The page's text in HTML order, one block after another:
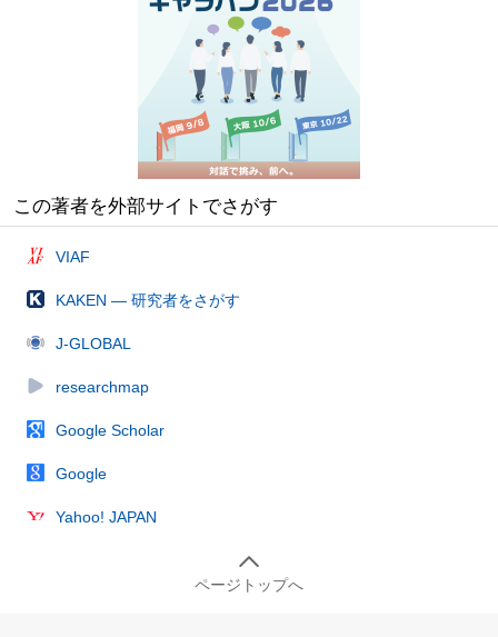
この著者を外部サイトでさがす
VIAF
KAKEN — 研究者をさがす
J-GLOBAL
researchmap
Google Scholar
Google
Yahoo! JAPAN
ページトップへ